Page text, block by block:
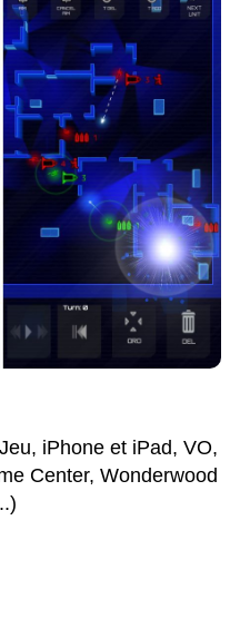
iPhone et iPad, VO,
Center, Wonderwood